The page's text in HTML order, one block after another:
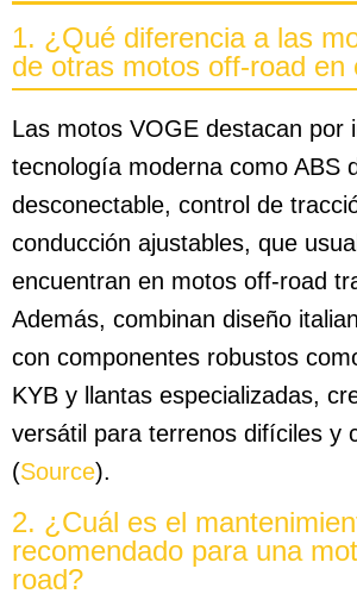
1. ¿Qué diferencia a las
de otras motos off-road en
Las motos VOGE destacan por
tecnología moderna como ABS
desconectable, control de
conducción ajustables, que
encuentran en motos off-road
Además, combinan diseño
con componentes robustos
KYB y llantas especializadas,
versátil para terrenos difíciles y
(Source).
2. ¿Cuál es el
recomendado para una
road?